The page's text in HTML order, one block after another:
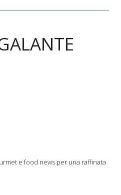
e food news per una raffinata